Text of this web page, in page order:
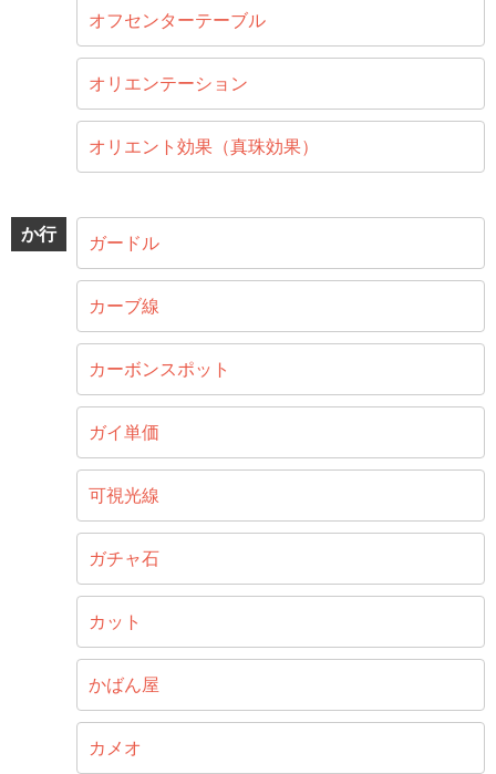
オフセンターテーブル
オリエンテーション
オリエント効果（真珠効果）
か行 ガードル
カーブ線
カーボンスポット
ガイ単価
可視光線
ガチャ石
カット
かばん屋
カメオ